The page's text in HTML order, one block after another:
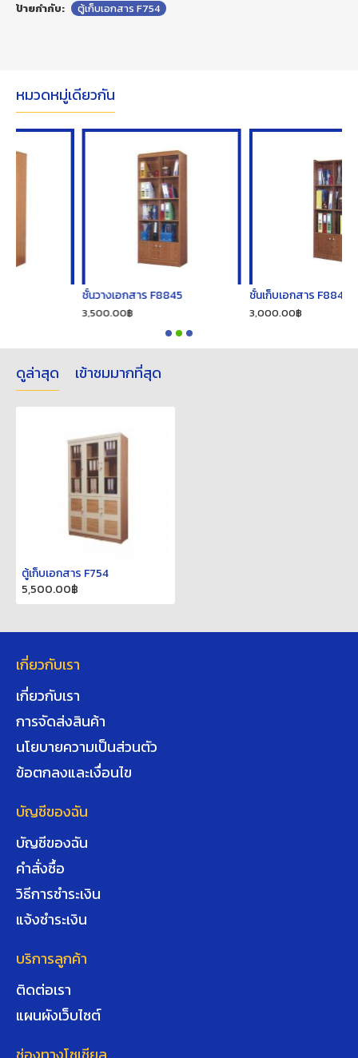
ป้ายกำกับ: ตู้เก็บเอกสาร F754
หมวดหมู่เดียวกัน
ชั้นวางเอกสาร F8845
3,500.00฿
ชั้นเก็บเอกสาร F8844
3,000.00฿
ดูล่าสุด เข้าชมมากที่สุด
ตู้เก็บเอกสาร F754
5,500.00฿
เกี่ยวกับเรา
เกี่ยวกับเรา
การจัดส่งสินค้า
นโยบายความเป็นส่วนตัว
ข้อตกลงและเงื่อนไข
บัญชีของฉัน
บัญชีของฉัน
คำสั่งซื้อ
วิธีการชำระเงิน
แจ้งชำระเงิน
บริการลูกค้า
ติดต่อเรา
แผนผังเว็บไซต์